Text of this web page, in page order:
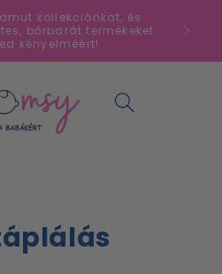
kollekciónkat, és
bőrbarát termékeket
kényelméért!